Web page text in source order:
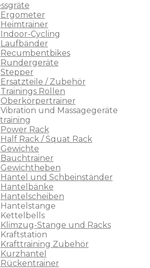
Ergometer
Heimtrainer
Indoor-Cycling
Laufbänder
Recumbentbikes
Rundergeräte
Stepper
Ersatzteile / Zubehör
Trainings Rollen
Oberkörpertrainer
Vibration und Massagegeräte
Power Rack
Half Rack / Squat Rack
Gewichte
Bauchtrainer
Gewichtheben
Hantel und Schbeinständer
Hantelbänke
Hantelscheiben
Hantelstange
Kettelbells
Klimzug-Stange und Racks
Kraftstation
Krafttraining Zubehör
Kurzhantel
Rückentrainer